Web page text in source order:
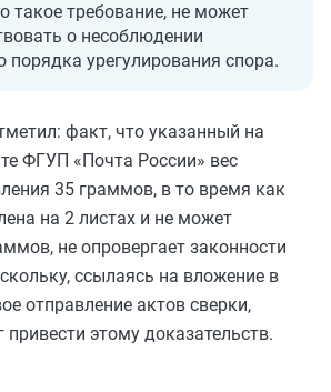
такое требование, не может
о несоблюдении
порядка урегулирования спора.
факт, что указанный на
ФГУП «Почта России» вес
35 граммов, в то время как
на 2 листах и не может
не опровергает законности
ссылаясь на вложение в
отправление актов сверки,
привести этому доказательств.